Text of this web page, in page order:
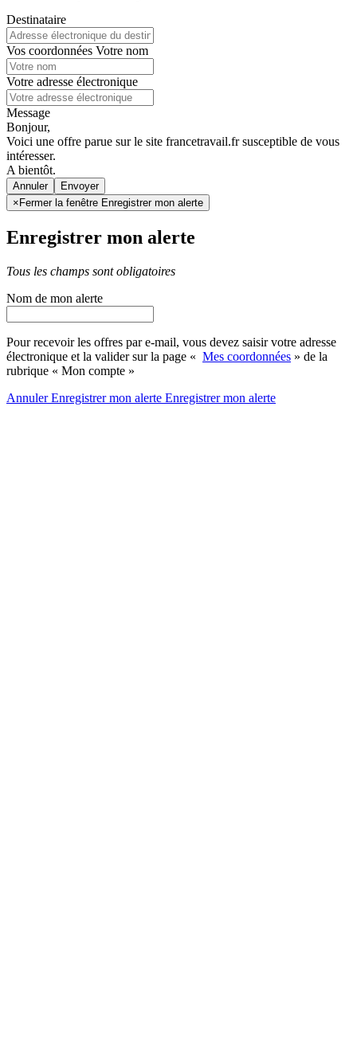
Destinataire
Vos coordonnées Votre nom
Votre adresse électronique
Message
Bonjour,
Voici une offre parue sur le site francetravail.fr susceptible de vous
intéresser.
A bientôt.
Annuler
× Fermer la fenêtre Enregistrer mon alerte
Enregistrer mon alerte
Tous les champs sont obligatoires
Nom de mon alerte
Pour recevoir les offres par e-mail, vous devez saisir votre adresse
électronique et la valider sur la page « Mes coordonnées » de la
rubrique « Mon compte »
AnnulerEnregistrer mon alerte Enregistrermon alerte